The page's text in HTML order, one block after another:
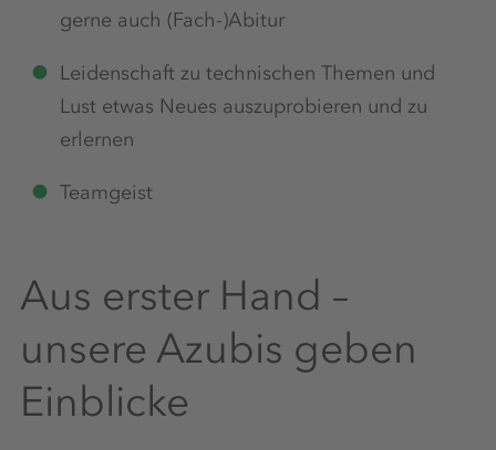
gerne auch (Fach-)Abitur
Leidenschaft zu technischen Themen und
Lust etwas Neues auszuprobieren und zu
erlernen
Teamgeist
Aus erster Hand –
unsere Azubis geben
Einblicke